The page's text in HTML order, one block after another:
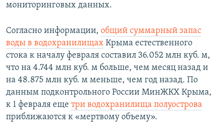
мониторинговых данных.
Согласно информации, общий суммарный запас
воды в водохранилищах Крыма естественного
стока к началу февраля составил 36.052 млн куб. м,
что на 4.744 млн куб. м больше, чем месяц назад и
на 48.875 млн куб. м меньше, чем год назад. По
данным подконтрольного России МинЖКХ Крыма,
к 1 февраля еще три водохранилища полуострова
приближаются к «мертвому объему».